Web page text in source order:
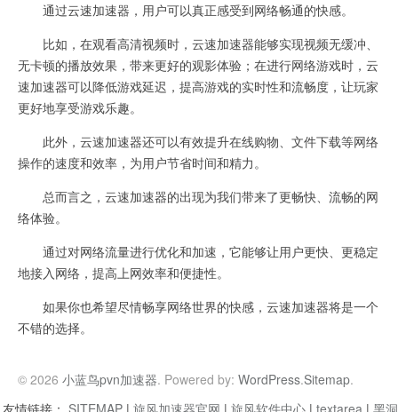
通过云速加速器，用户可以真正感受到网络畅通的快感。
比如，在观看高清视频时，云速加速器能够实现视频无缓冲、
无卡顿的播放效果，带来更好的观影体验；在进行网络游戏时，云
速加速器可以降低游戏延迟，提高游戏的实时性和流畅度，让玩家
更好地享受游戏乐趣。
此外，云速加速器还可以有效提升在线购物、文件下载等网络
操作的速度和效率，为用户节省时间和精力。
总而言之，云速加速器的出现为我们带来了更畅快、流畅的网
络体验。
通过对网络流量进行优化和加速，它能够让用户更快、更稳定
地接入网络，提高上网效率和便捷性。
如果你也希望尽情畅享网络世界的快感，云速加速器将是一个
不错的选择。
© 2026 小蓝鸟pvn加速器. Powered by: WordPress.Sitemap.